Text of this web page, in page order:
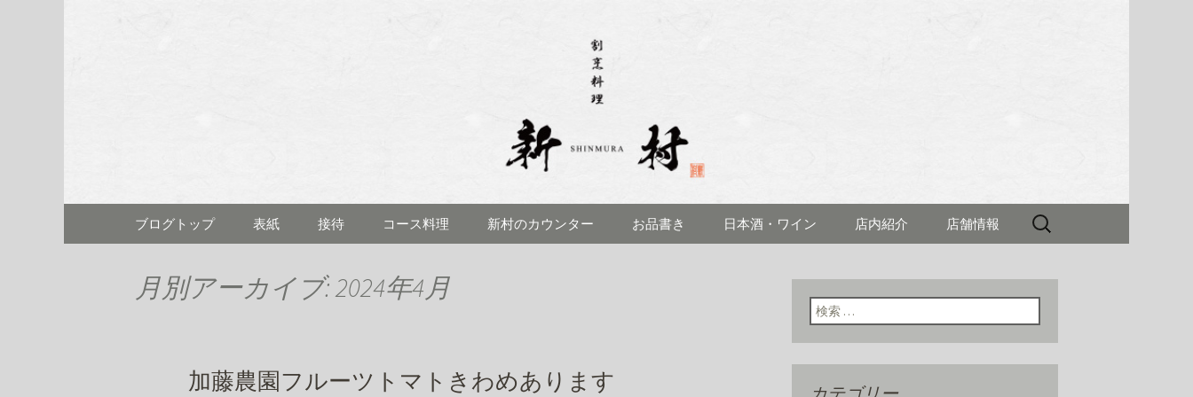
名古屋市伏見にある「割烹料理 新村(しん
むら)」のブログ
コンテンツへ移動
ブログトップ 表紙 接待 コース料理 新村のカウンター お品書き 日本酒・ワイン 店内紹介 店舗情報
検
月別アーカイブ: 2024年4月
加藤農園フルーツトマトきわめあります
検索: